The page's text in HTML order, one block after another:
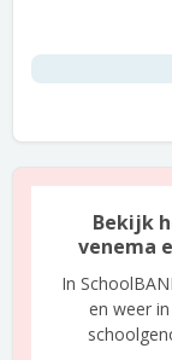
Bekijk
venema
In
en weer